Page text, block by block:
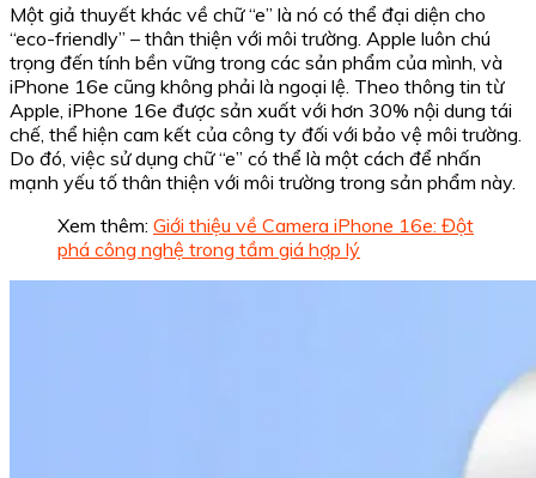
Một giả thuyết khác về chữ “e” là nó có thể đại diện cho
“eco-friendly” – thân thiện với môi trường. Apple luôn chú
trọng đến tính bền vững trong các sản phẩm của mình, và
iPhone 16e cũng không phải là ngoại lệ. Theo thông tin từ
Apple, iPhone 16e được sản xuất với hơn 30% nội dung tái
chế, thể hiện cam kết của công ty đối với bảo vệ môi trường.
Do đó, việc sử dụng chữ “e” có thể là một cách để nhấn
mạnh yếu tố thân thiện với môi trường trong sản phẩm này.
Xem thêm: Giới thiệu về Camera iPhone 16e: Đột
phá công nghệ trong tầm giá hợp lý